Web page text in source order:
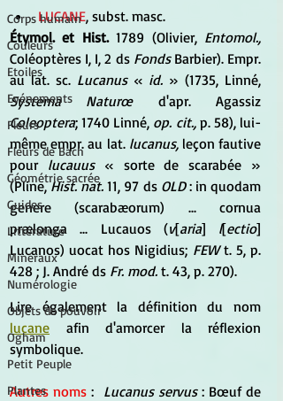
Corps humain
Couleurs
Etoiles
Evénements
Fleurs
Fleurs de Bach
Géométrie sacrée
Guides
Littérature
Minéraux
Numérologie
Objets de pouvoir
Ogham
Petit Peuple
Plantes
LUCANE, subst. masc.
Étymol. et Hist. 1789 (Olivier, Entomol.,
Coléoptères I, I, 2 ds Fonds Barbier). Empr.
au lat. sc. Lucanus « id.
Systema Naturœ
Coleoptera; 1740 Linné, op. cit., p. 58), lui-
même empr. au lat. lucanus, leçon fautive
pour lucauus « sorte de scarabée »
(Pline, Hist. nat. 11, 97 ds OLD : in quodam
genere (scarabæorum) ... cornua
prælonga ... Lucauos (v[aria] l[ectio]
Lucanos) uocat hos Nigidius; FEW t. 5, p.
428 ; J. André ds Fr. mod. t. 43, p. 270).
lucane afin d'amorcer la réflexion
symbolique.
Autres noms : Lucanus servus : Bœuf de